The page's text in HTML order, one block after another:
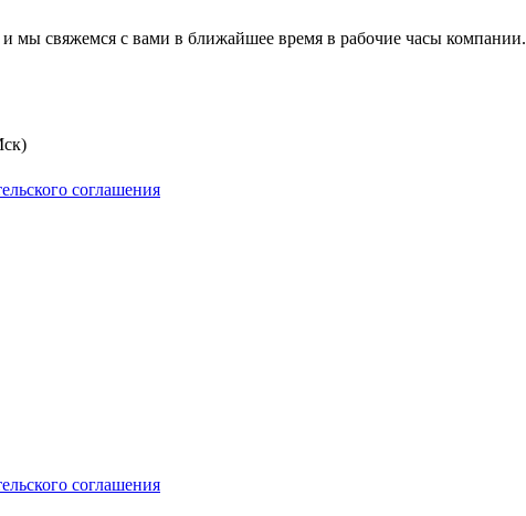
мы свяжемся с вами в ближайшее время в рабочие часы компании.
соглашения
соглашения